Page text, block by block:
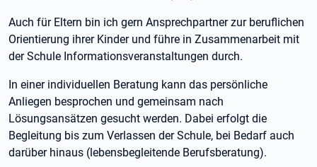
Auch für Eltern bin ich gern Ansprechpartner zur beruflichen
Orientierung ihrer Kinder und führe in Zusammenarbeit mit
der Schule Informationsveranstaltungen durch.
In einer individuellen Beratung kann das persönliche
Anliegen besprochen und gemeinsam nach
Lösungsansätzen gesucht werden. Dabei erfolgt die
Begleitung bis zum Verlassen der Schule, bei Bedarf auch
darüber hinaus (lebensbegleitende Berufsberatung).